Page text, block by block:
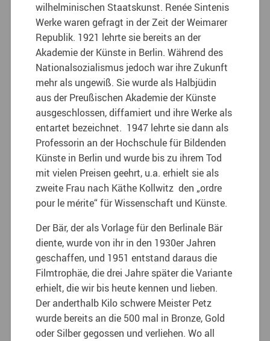
wilhelminischen Staatskunst. Renée Sintenis
Werke waren gefragt in der Zeit der Weimarer
Republik. 1921 lehrte sie bereits an der
Akademie der Künste in Berlin. Während des
Nationalsozialismus jedoch war ihre Zukunft
mehr als ungewiß. Sie wurde als Halbjüdin
aus der Preußischen Akademie der Künste
ausgeschlossen, diffamiert und ihre Werke als
entartet bezeichnet. 1947 lehrte sie dann als
Professorin an der Hochschule für Bildenden
Künste in Berlin und wurde bis zu ihrem Tod
mit vielen Preisen geehrt, u.a. erhielt sie als
zweite Frau nach Käthe Kollwitz den „ordre
pour le mérite“ für Wissenschaft und Künste.
Der Bär, der als Vorlage für den Berlinale Bär
diente, wurde von ihr in den 1930er Jahren
geschaffen, und 1951 entstand daraus die
Filmtrophäe, die drei Jahre später die Variante
erhielt, die wir bis heute kennen und lieben.
Der anderthalb Kilo schwere Meister Petz
wurde bereits an die 500 mal in Bronze, Gold
oder Silber gegossen und verliehen. Wo all